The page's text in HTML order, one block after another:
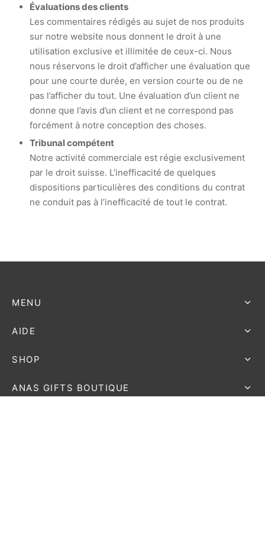
Évaluations des clients
Les commentaires rédigés au sujet de nos produits
sur notre website nous donnent le droit à une
utilisation exclusive et illimitée de ceux-ci. Nous
nous réservons le droit d’afficher une évaluation que
pour une courte durée, en version courte ou de ne
pas l’afficher du tout. Une évaluation d’un client ne
donne que l’avis d’un client et ne correspond pas
forcément à notre conception des choses.
Tribunal compétent
Notre activité commerciale est régie exclusivement
par le droit suisse. L’inefficacité de quelques
dispositions particulières des conditions du contrat
ne conduit pas à l’inefficacité de tout le contrat.
ANAS GIFTS BOUTIQUE
AIDE
SHOP
MENU